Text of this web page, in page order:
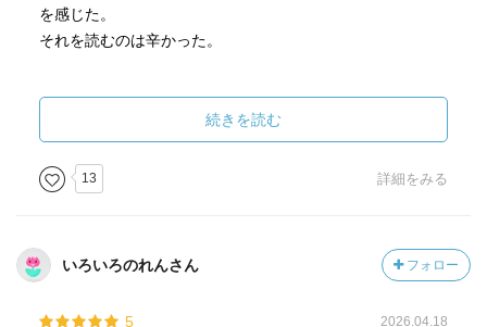
を感じた。
それを読むのは辛かった。
続きを読む
13 詳細をみる
いろいろのれんさん フォロー
5 2026.04.18